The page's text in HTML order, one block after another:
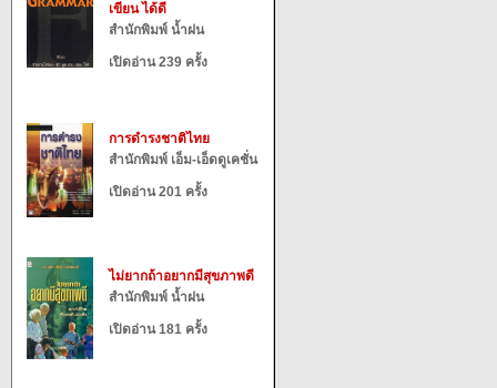
เขียน ได้ดี
สำนักพิมพ์ น้ำฝน
เปิดอ่าน 239 ครั้ง
การดำรงชาติไทย
สำนักพิมพ์ เอ็ม-เอ็ดดูเคชั่น
เปิดอ่าน 201 ครั้ง
ไม่ยากถ้าอยากมีสุขภาพดี
สำนักพิมพ์ น้ำฝน
เปิดอ่าน 181 ครั้ง